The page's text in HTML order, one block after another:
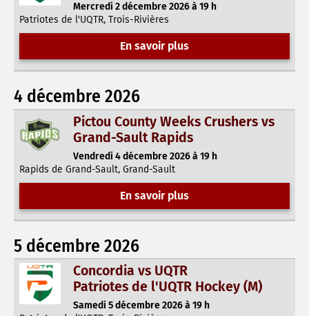
Mercredi 2 décembre 2026 à 19 h
Patriotes de l'UQTR, Trois-Rivières
En savoir plus
4 décembre 2026
Pictou County Weeks Crushers vs
Grand-Sault Rapids
Vendredi 4 décembre 2026 à 19 h
Rapids de Grand-Sault, Grand-Sault
En savoir plus
5 décembre 2026
Concordia vs UQTR
Patriotes de l'UQTR Hockey (M)
Samedi 5 décembre 2026 à 19 h